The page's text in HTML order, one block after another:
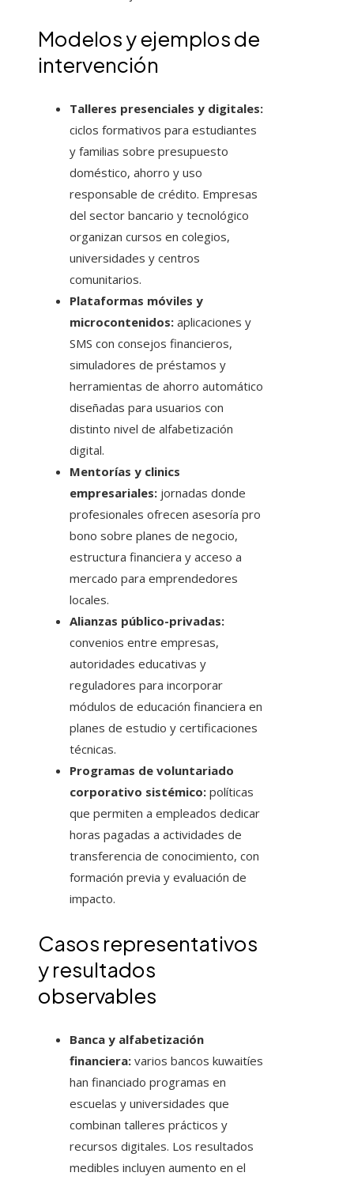
Modelos y ejemplos de
intervención
Talleres presenciales y digitales:
ciclos formativos para estudiantes
y familias sobre presupuesto
doméstico, ahorro y uso
responsable de crédito. Empresas
del sector bancario y tecnológico
organizan cursos en colegios,
universidades y centros
comunitarios.
Plataformas móviles y
microcontenidos: aplicaciones y
SMS con consejos financieros,
simuladores de préstamos y
herramientas de ahorro automático
diseñadas para usuarios con
distinto nivel de alfabetización
digital.
Mentorías y clinics
empresariales: jornadas donde
profesionales ofrecen asesoría pro
bono sobre planes de negocio,
estructura financiera y acceso a
mercado para emprendedores
locales.
Alianzas público-privadas:
convenios entre empresas,
autoridades educativas y
reguladores para incorporar
módulos de educación financiera en
planes de estudio y certificaciones
técnicas.
Programas de voluntariado
corporativo sistémico: políticas
que permiten a empleados dedicar
horas pagadas a actividades de
transferencia de conocimiento, con
formación previa y evaluación de
impacto.
Casos representativos
y resultados
observables
Banca y alfabetización
financiera: varios bancos kuwaitíes
han financiado programas en
escuelas y universidades que
combinan talleres prácticos y
recursos digitales. Los resultados
medibles incluyen aumento en el